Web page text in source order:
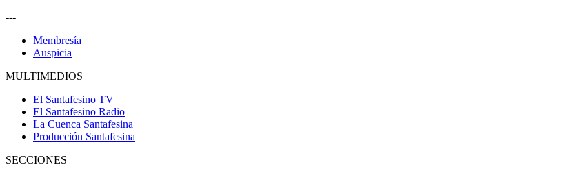
---
Membresía
Auspicia
MULTIMEDIOS
El Santafesino TV
El Santafesino Radio
La Cuenca Santafesina
Producción Santafesina
SECCIONES